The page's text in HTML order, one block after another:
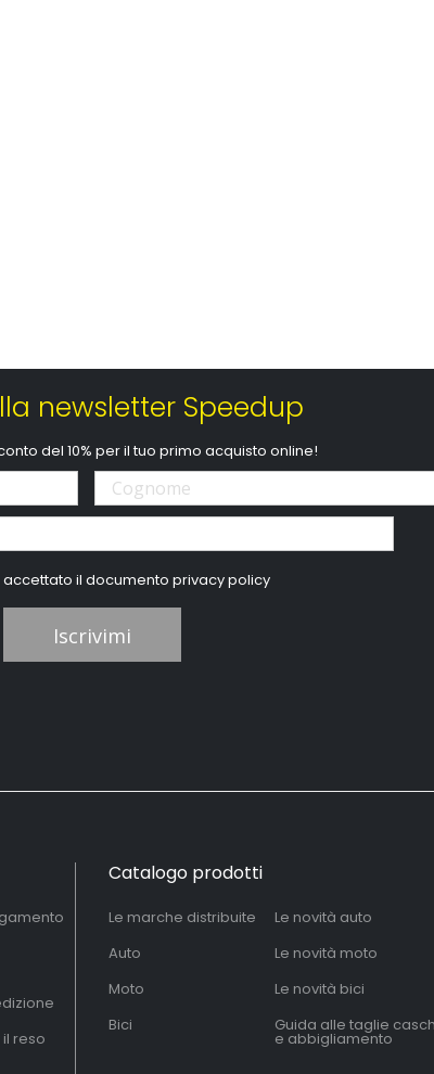
newsletter Speedup
del 10% per il tuo primo acquisto online!
accettato il documentoprivacy policy
Iscrivimi
reso
Catalogo prodotti
Le marche distribuite
Auto
Moto
Bici
Le novità auto
Le novità moto
Le novità bici
Guida alle taglie
e abbigliamento